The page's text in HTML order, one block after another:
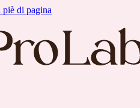
piè di pagina